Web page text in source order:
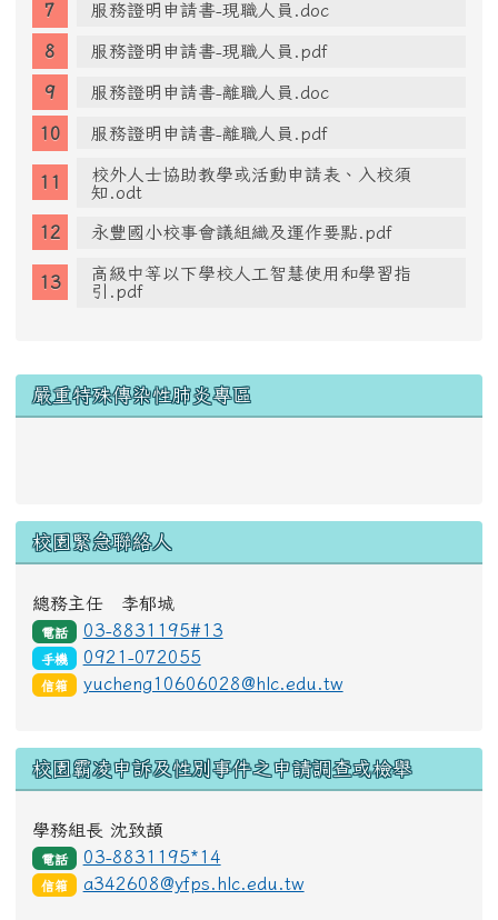
服務證明申請書-現職人員.doc
服務證明申請書-現職人員.pdf
服務證明申請書-離職人員.doc
服務證明申請書-離職人員.pdf
校外人士協助教學或活動申請表、入校須
知.odt
永豐國小校事會議組織及運作要點.pdf
高級中等以下學校人工智慧使用和學習指
引.pdf
右邊區域內容
嚴重特殊傳染性肺炎專區
校園緊急聯絡人
總務主任 李郁城
電話 03-8831195#13
手機 0921-072055
信箱 yucheng10606028@hlc.edu.tw
校園霸凌申訴及性別事件之申請調查或檢舉
學務組長 沈致頡
電話 03-8831195*14
信箱 a342608@yfps.hlc.edu.tw